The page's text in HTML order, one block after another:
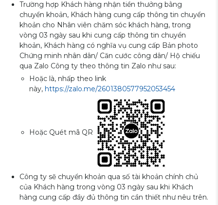
Trường hợp Khách hàng nhận tiền thưởng bằng
chuyển khoản, Khách hàng cung cấp thông tin chuyển
khoản cho Nhân viên chăm sóc khách hàng, trong
vòng 03 ngày sau khi cung cấp thông tin chuyển
khoản, Khách hàng có nghĩa vụ cung cấp Bản photo
Chứng minh nhân dân/ Căn cước công dân/ Hộ chiếu
qua Zalo Công ty theo thông tin Zalo như sau:
Hoặc là, nhấp theo link
này, https://zalo.me/2601380577952053454
Hoặc Quét mã QR
Công ty sẽ chuyển khoản qua số tài khoản chính chủ
của Khách hàng trong vòng 03 ngày sau khi Khách
hàng cung cấp đầy đủ thông tin cần thiết như nêu trên.